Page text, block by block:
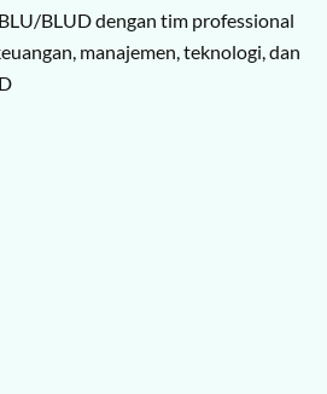
BLUD dengan tim professional
manajemen, teknologi, dan